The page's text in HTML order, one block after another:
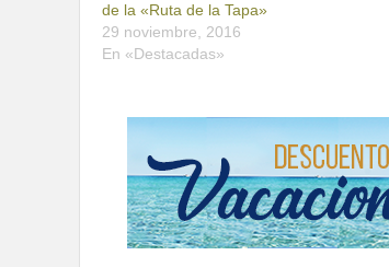
de la «Ruta de la Tapa»
29 noviembre, 2016
En «Destacadas»